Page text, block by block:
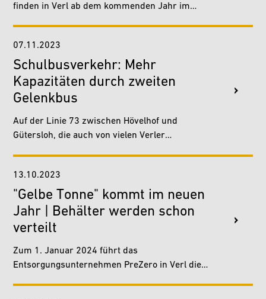
finden in Verl ab dem kommenden Jahr im
07.11.2023
Schulbusverkehr: Mehr
Kapazitäten durch zweiten
Gelenkbus
Auf der Linie 73 zwischen Hövelhof und
Gütersloh, die auch von vielen Verler
13.10.2023
"Gelbe Tonne" kommt im neuen
Jahr | Behälter werden schon
verteilt
Zum 1. Januar 2024 führt das
Entsorgungsunter­nehmen PreZero in Verl die